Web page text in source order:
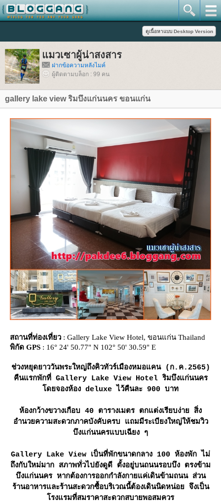
มวเซาผู้น่าสงสาร
ฝากข้อความหลังไมค์
ผู้ติดตามบล็อก : 99 คน
gallery lake view ริมบึงแก่นนคร ขอนแก่น
สถานที่ท่องเที่ยว : Gallery Lake View Hotel, ขอนแก่น Thailand
พิกัด GPS : 16° 24' 50.77" N 102° 50' 30.59" E
ช่วงหยุดยาววันพระใหญ่ถึงคิวทัวร์เมืองหมอแคน (ก.ค.2565)
คืนแรกพักที่ Gallery Lake View Hotel ริมบึงแก่นนคร
ดยจองห้อง deluxe ไว้คืนละ 900 บาท
ห้องกว้างขวางเกือบ 40 ตารางเมตร ตกแต่งเรียบง่าย สิ่ง
อำนวยความสะดวกภาคบังคับครบ แถมมีระเบียงใหญ่ให้ชมวิว
บึงแก่นนครแบบเฉียง ๆ
Gallery Lake View เป็นที่พักขนาดกลาง 100 ห้องพัก ไม่
ถึงกับใหม่มาก สภาพทั่วไปยังดูดี ตั้งอยู่บนถนนรอบบึง ตรงข้าม
บึงแก่นนคร หากต้องการออกกำลังกายแค่เดินข้ามถนน ส่วน
ร้านอาหารและร้านสะดวกซื้อบริเวณนี้ต้องเดินนิดหน่อย จึงเป็น
รงแรมที่สมราคาสะดวกสบายพอสมควร